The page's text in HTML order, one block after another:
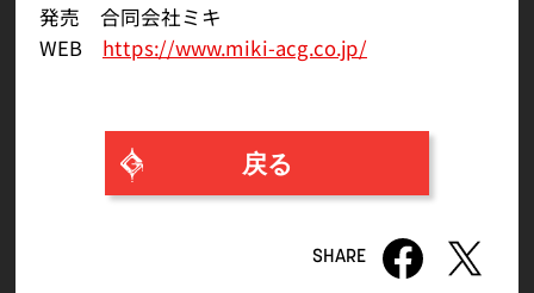
発売 合同会社ミキ
WEB https://www.miki-acg.co.jp/
戻る